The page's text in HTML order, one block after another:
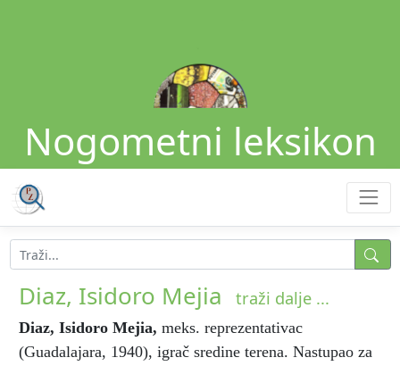
Nogometni leksikon
Diaz, Isidoro Mejia traži dalje ...
Diaz, Isidoro Mejia, meks. reprezentativac
(Guadalajara, 1940), igrač sredine terena. Nastupao za